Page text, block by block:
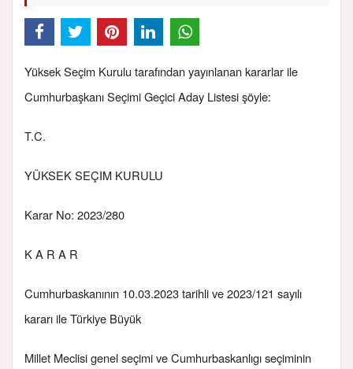
Yüksek Seçim Kurulu tarafından yayınlanan kararlar ile
Cumhurbaşkanı Seçimi Geçici Aday Listesi şöyle:
T.C.
YÜKSEK SEÇIM KURULU
Karar No: 2023/280
K A R A R
Cumhurbaskanının 10.03.2023 tarihli ve 2023/121 sayılı
kararı ile Türkiye Büyük
Millet Meclisi genel seçimi ve Cumhurbaskanlıgı seçiminin